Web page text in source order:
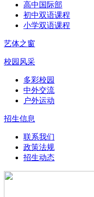
高中国际部
初中双语课程
小学双语课程
艺体之窗
校园风采
多彩校园
中外交流
户外运动
招生信息
联系我们
政策法规
招生动态